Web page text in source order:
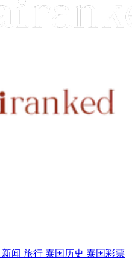
新闻 旅行 泰国历史 泰国彩票